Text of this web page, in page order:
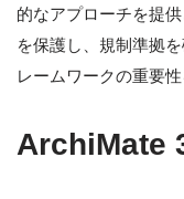
的なアプローチを提
を保護し、規制準拠
レームワークの重要性
ArchiMate